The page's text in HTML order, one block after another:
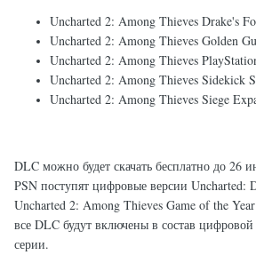
Uncharted 2: Among Thieves Drake's
Uncharted 2: Among Thieves Golden
Uncharted 2: Among Thieves
Uncharted 2: Among Thieves Sidekick
Uncharted 2: Among Thieves Siege
DLC можно будет скачать бесплатно до 26
PSN поступят цифровые версии Uncharted:
Uncharted 2: Among Thieves Game of the
все DLC будут включены в состав
серии.